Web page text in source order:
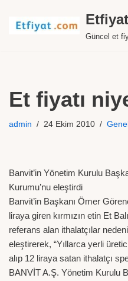
İçeriğe
Güncel et
Et fiyatı
admin 24 Ekim 2010 Genel
Banvit’in Yönetim Kurulu
Kurumu’nu eleştirdi
Banvit’in Başkanı Ömer
liraya giren kırmızın etin Et
referans alan ithalatçılar
eleştirerek, “Yıllarca yerli
alıp 12 liraya satan ithalatçı
BANVİT A.Ş. Yönetim Kurulu